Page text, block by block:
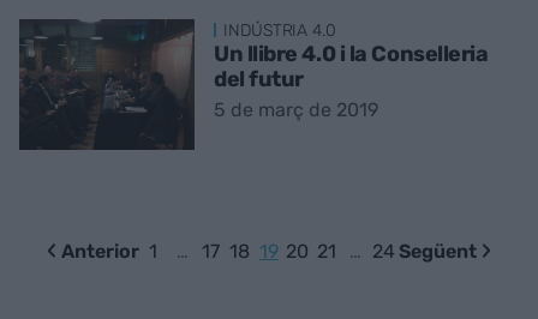
INDÚSTRIA 4.0
Un llibre 4.0 i la Conselleria
del futur
5 de març de 2019
Anterior 1 … 17 18 19 20 21 … 24 Següent